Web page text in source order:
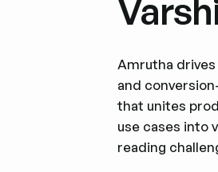
Amrutha
and
that unites
use cases into
reading